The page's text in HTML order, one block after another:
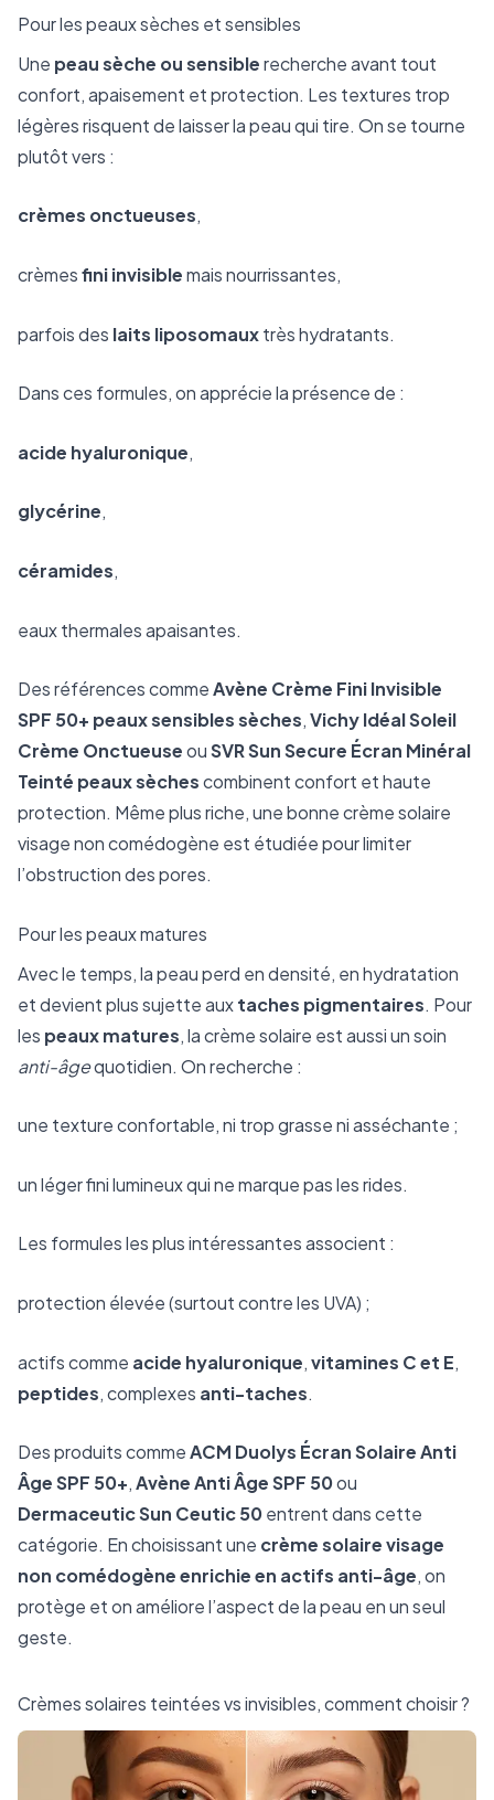
Pour les peaux sèches et sensibles
Une peau sèche ou sensiblerecherche avant tout
confort, apaisement et protection. Les textures trop
légères risquent de laisser la peau qui tire. On se tourne
plutôt vers :
crèmes onctueuses,
crèmesfini invisiblemais nourrissantes,
parfois des laits liposomauxtrès hydratants.
Dans ces formules, on apprécie la présence de :
acide hyaluronique,
glycérine,
céramides,
eaux thermales apaisantes.
Des références commeAvène Crème Fini Invisible
SPF 50+ peaux sensibles sèches,Vichy Idéal Soleil
Crème OnctueuseouSVR Sun Secure Écran Minéral
Teinté peaux sèchescombinent confort et haute
protection. Même plus riche, une bonne crème solaire
visage non comédogène est étudiée pour limiter
l’obstruction des pores.
Pour les peaux matures
Avec le temps, la peau perd en densité, en hydratation
et devient plus sujette auxtaches pigmentaires. Pour
les peaux matures, la crème solaire est aussi un soin
anti-âgequotidien. On recherche :
une texture confortable, ni trop grasse ni asséchante ;
un léger fini lumineux qui ne marque pas les rides.
Les formules les plus intéressantes associent :
protection élevée (surtout contre les UVA) ;
actifs comme acide hyaluronique,vitamines C et E,
peptides, complexes anti-taches.
Des produits commeACM Duolys Écran Solaire Anti
Âge SPF 50+,Avène Anti Âge SPF 50ou
Dermaceutic Sun Ceutic 50entrent dans cette
catégorie. En choisissant une crème solaire visage
non comédogène enrichie en actifs anti-âge, on
protège et on améliore l’aspect de la peau en un seul
geste.
Crèmes solaires teintées vs invisibles, comment choisir ?